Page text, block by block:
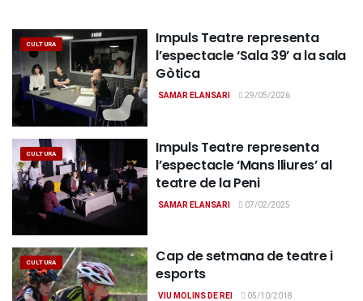
CULTURA
Impuls Teatre representa
l’espectacle ‘Sala 39’ a la sala
Gòtica
SAMAR ELANSARI 29/05/2026
CULTURA
Impuls Teatre representa
l’espectacle ‘Mans lliures’ al
teatre de la Peni
SAMAR ELANSARI 07/02/2025
CULTURA
Cap de setmana de teatre i
esports
VIU MOLINS DE REI 05/10/2018